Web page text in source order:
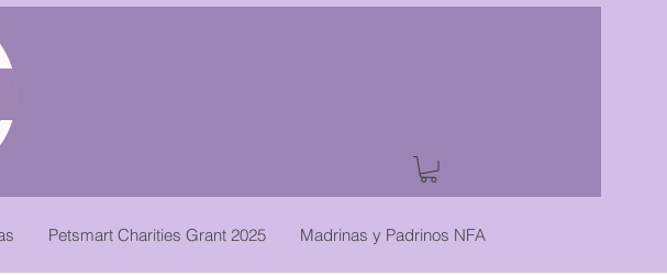
Petsmart Charities Grant 2025 Madrinas y Padrinos NFA